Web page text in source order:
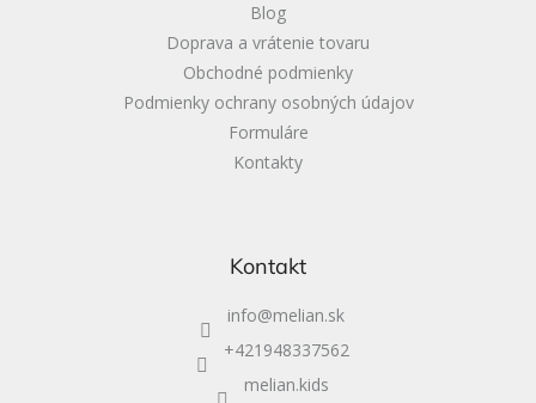
Blog
Doprava a vrátenie tovaru
Obchodné podmienky
Podmienky ochrany osobných údajov
Formuláre
Kontakty
Kontakt
info@melian.sk
+421948337562
melian.kids